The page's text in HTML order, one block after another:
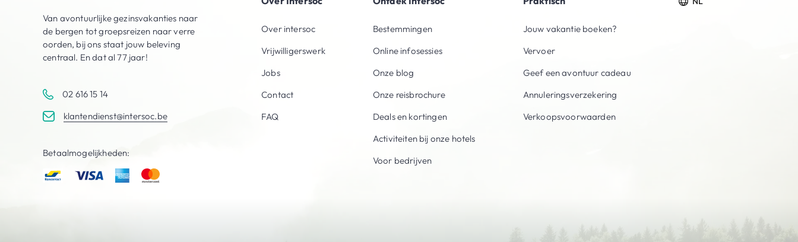
Van avontuurlijke gezinsvakanties naar
de bergen tot groepsreizen naar verre
oorden, bij ons staat jouw beleving
centraal. En dat al 77 jaar!
02 616 15 14
klantendienst@intersoc.be
Betaalmogelijkheden:
Over intersoc
Vrijwilligerswerk
Jobs
Contact
FAQ
Bestemmingen
Online infosessies
Onze blog
Onze reisbrochure
Deals en kortingen
Activiteiten bij onze hotels
Voor bedrijven
Jouw vakantie boeken?
Vervoer
Geef een avontuur cadeau
Annuleringsverzekering
Verkoopsvoorwaarden